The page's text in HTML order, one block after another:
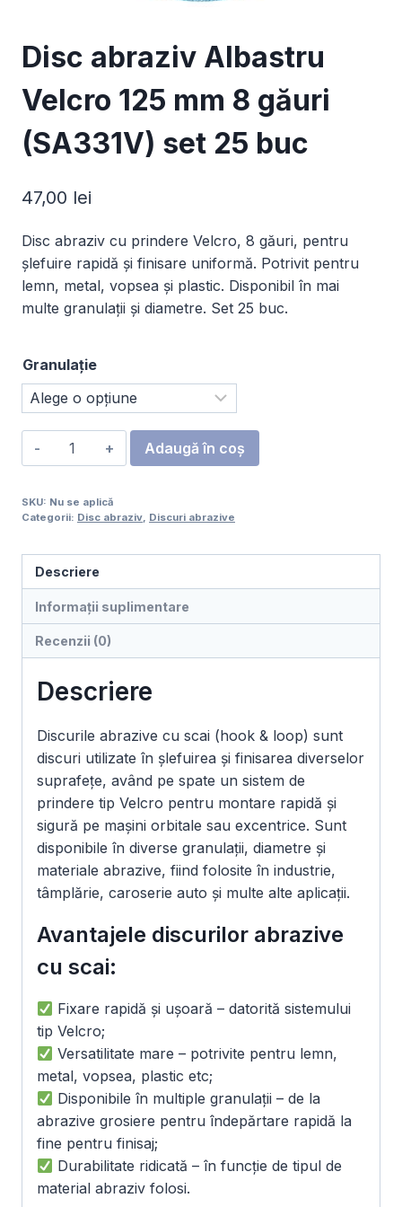
Disc abraziv Albastru
Velcro 125 mm 8 găuri
(SA331V) set 25 buc
47,00 lei
Disc abraziv cu prindere Velcro, 8 găuri, pentru
șlefuire rapidă și finisare uniformă. Potrivit pentru
lemn, metal, vopsea și plastic. Disponibil în mai
multe granulații și diametre. Set 25 buc.
Granulație
Cantitate
Disc
Albastru
125
mm
găuri
(SA331V)
25
Adaugă în coș
SKU: Nu se aplică
Categorii: Disc abraziv, Discuri abrazive
Descriere
Informații suplimentare
Recenzii (0)
Descriere
Discurile abrazive cu scai (hook & loop) sunt
discuri utilizate în șlefuirea și finisarea diverselor
suprafețe, având pe spate un sistem de
prindere tip Velcro pentru montare rapidă și
sigură pe mașini orbitale sau excentrice. Sunt
disponibile în diverse granulații, diametre și
materiale abrazive, fiind folosite în industrie,
tâmplărie, caroserie auto și multe alte aplicații.
Avantajele discurilor abrazive
cu scai:
Fixare rapidă și ușoară – datorită sistemului
tip Velcro;
Versatilitate mare – potrivite pentru lemn,
metal, vopsea, plastic etc;
Disponibile în multiple granulații – de la
abrazive grosiere pentru îndepărtare rapidă la
fine pentru finisaj;
Durabilitate ridicată – în funcție de tipul de
material abraziv folosi.